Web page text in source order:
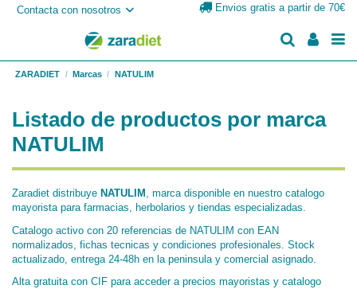
Contacta con nosotros Envios gratis a partir de 70€
ZARADIET Marcas NATULIM
Listado de productos por marca
NATULIM
Zaradiet distribuye NATULIM , marca disponible en nuestro catalogo
mayorista para farmacias, herbolarios y tiendas especializadas.
Catalogo activo con 20 referencias de NATULIM con EAN
normalizados, fichas tecnicas y condiciones profesionales. Stock
actualizado, entrega 24-48h en la peninsula y comercial asignado.
Alta gratuita con CIF para acceder a precios mayoristas y catalogo